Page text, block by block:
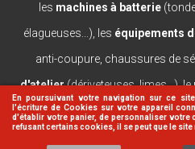
En poursuivant votre navigation sur ce
l'écriture de Cookies sur votre appareil
d'établir votre panier, de personnaliser votre
refusant certains cookies, il se peut que le
les machines à batterie
élagueuses...), les équipements
anti-coupure, chaussures de
d'atelier(dériveteuses, limes...), le
casques,